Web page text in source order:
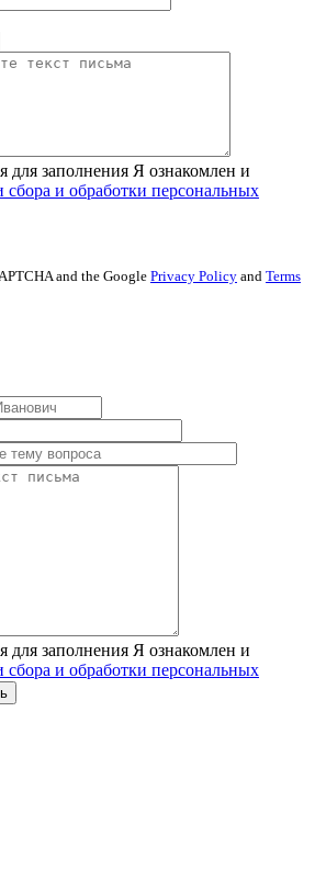
для заполнения Я ознакомлен и
сбора и обработки персональных
and the Google Privacy Policy and Terms
для заполнения Я ознакомлен и
сбора и обработки персональных